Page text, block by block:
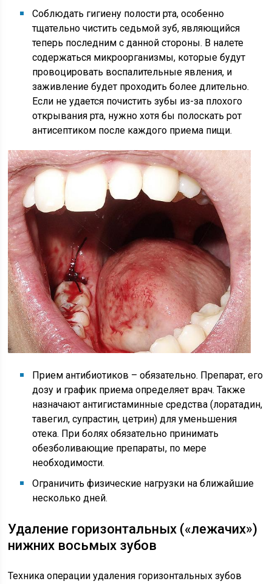
Соблюдать гигиену полости рта, особенно
тщательно чистить седьмой зуб, являющийся
теперь последним с данной стороны. В налете
содержаться микроорганизмы, которые будут
провоцировать воспалительные явления, и
заживление будет проходить более длительно.
Если не удается почистить зубы из-за плохого
открывания рта, нужно хотя бы полоскать рот
антисептиком после каждого приема пищи.
Прием антибиотиков – обязательно. Препарат, его
дозу и график приема определяет врач. Также
назначают антигистаминные средства (лоратадин,
тавегил, супрастин, цетрин) для уменьшения
отека. При болях обязательно принимать
обезболивающие препараты, по мере
необходимости.
Ограничить физические нагрузки на ближайшие
несколько дней.
Удаление горизонтальных («лежачих»)
нижних восьмых зубов
Техника операции удаления горизонтальных зубов